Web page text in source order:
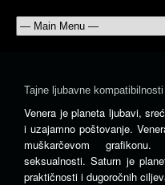
Tajne ljubavne
Venera je planeta ljubavi,
i uzajamno poštovanje.
muškarčevom
seksualnosti. Saturn je
praktičnosti i dugoročnih